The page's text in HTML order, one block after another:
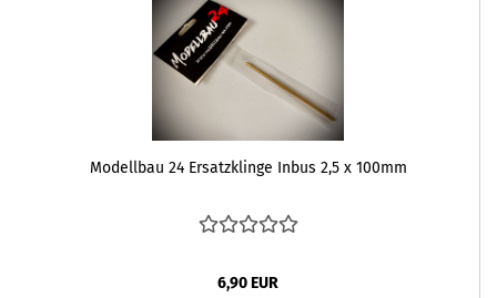
Modellbau 24 Ersatzklinge Inbus 2,5 x 100mm
6,90 EUR